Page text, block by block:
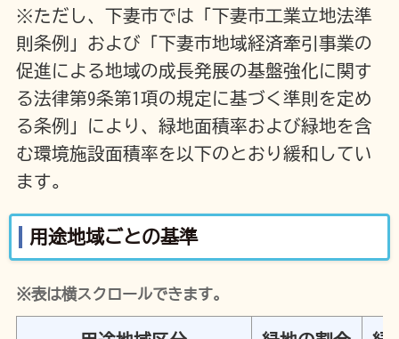
※ただし、下妻市では「下妻市工業立地法準
則条例」および「下妻市地域経済牽引事業の
促進による地域の成長発展の基盤強化に関す
る法律第9条第1項の規定に基づく準則を定め
る条例」により、緑地面積率および緑地を含
む環境施設面積率を以下のとおり緩和してい
ます。
用途地域ごとの基準
※表は横スクロールできます。